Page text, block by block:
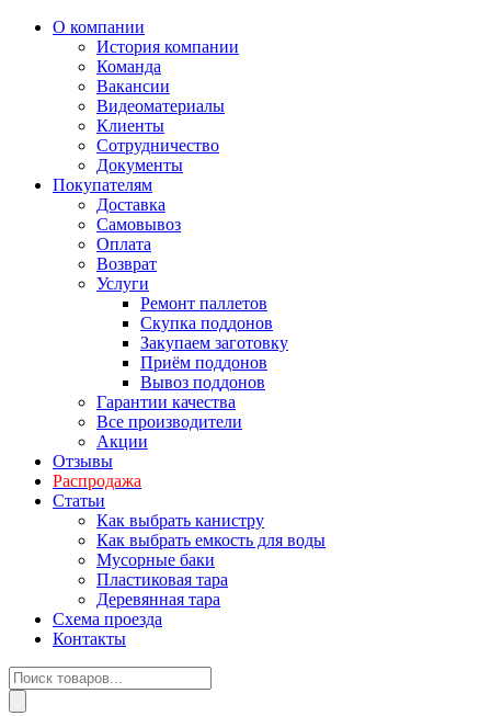
О компании
История компании
Команда
Вакансии
Видеоматериалы
Клиенты
Сотрудничество
Документы
Покупателям
Доставка
Самовывоз
Оплата
Возврат
Услуги
Ремонт паллетов
Скупка поддонов
Закупаем заготовку
Приём поддонов
Вывоз поддонов
Гарантии качества
Все производители
Акции
Отзывы
Распродажа
Статьи
Как выбрать канистру
Как выбрать емкость для воды
Мусорные баки
Пластиковая тара
Деревянная тара
Схема проезда
Контакты
Поиск
товаров